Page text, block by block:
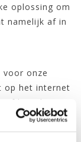
oplossing om
namelijk af in
voor onze
op het internet
of kaartlezer.
en
voldaan.